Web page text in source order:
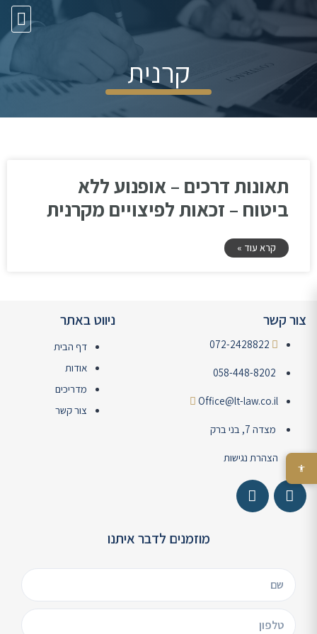
קרנית
תאונות דרכים – אופנוע ללא
ביטוח – זכאות לפיצויים מקרנית
קרא עוד »
צור קשר
072-2428822
058-448-8202
Office@lt-law.co.il
מצדה 7, בני ברק
הצהרת נגישות
ניווט באתר
דף הבית
אודות
מדריכים
צור קשר
מוזמנים לדבר איתנו